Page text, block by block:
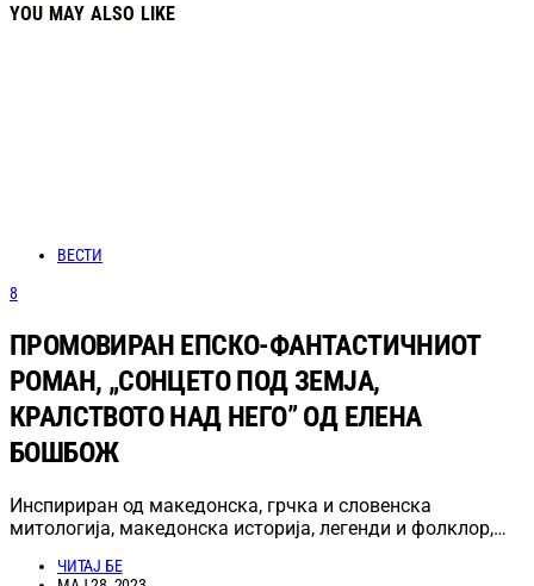
YOU MAY ALSO LIKE
ВЕСТИ
8
ПРОМОВИРАН ЕПСКО-ФАНТАСТИЧНИОТ
РОМАН, „СОНЦЕТО ПОД ЗЕМЈА,
КРАЛСТВОТО НАД НЕГО” ОД ЕЛЕНА
БОШБОЖ
Инспириран од македонска, грчка и словенска
митологија, македонска историја, легенди и фолклор,…
ЧИТАЈ БЕ